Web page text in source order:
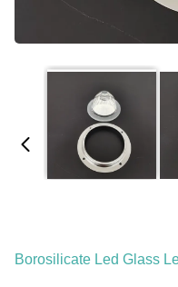
Borosilicate Led Glass